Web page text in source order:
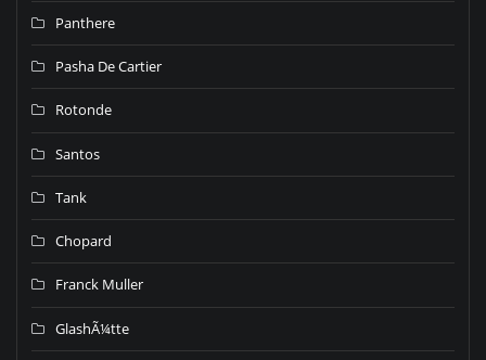
Panthere
Pasha De Cartier
Rotonde
Santos
Tank
Chopard
Franck Muller
GlashÃ¼tte